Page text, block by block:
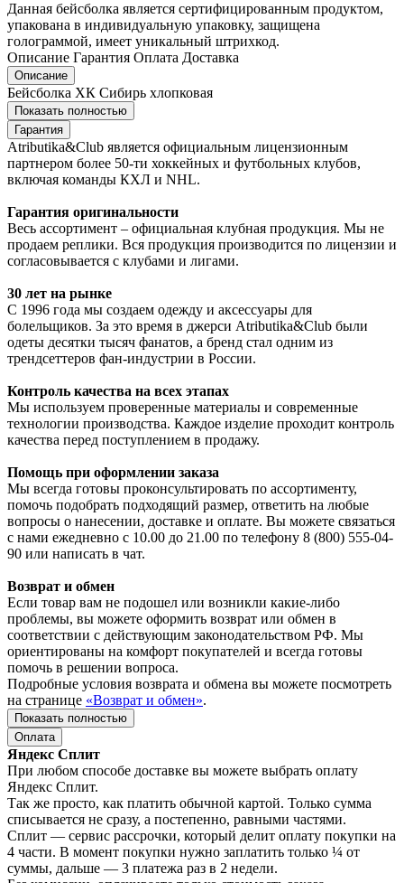
Данная бейсболка является сертифицированным продуктом,
упакована в индивидуальную упаковку, защищена
голограммой, имеет уникальный штрихкод.
Описание Гарантия Оплата Доставка
Описание
Бейсболка ХК Сибирь хлопковая
Показать полностью
Гарантия
Atributika&Club является официальным лицензионным
партнером более 50-ти хоккейных и футбольных клубов,
включая команды КХЛ и NHL.
Гарантия оригинальности
Весь ассортимент – официальная клубная продукция. Мы не
продаем реплики. Вся продукция производится по лицензии и
согласовывается с клубами и лигами.
30 лет на рынке
С 1996 года мы создаем одежду и аксессуары для
болельщиков. За это время в джерси Atributika&Club были
одеты десятки тысяч фанатов, а бренд стал одним из
трендсеттеров фан-индустрии в России.
Контроль качества на всех этапах
Мы используем проверенные материалы и современные
технологии производства. Каждое изделие проходит контроль
качества перед поступлением в продажу.
Помощь при оформлении заказа
Мы всегда готовы проконсультировать по ассортименту,
помочь подобрать подходящий размер, ответить на любые
вопросы о нанесении, доставке и оплате. Вы можете связаться
с нами ежедневно с 10.00 до 21.00 по телефону 8 (800) 555-04-
90 или написать в чат.
Возврат и обмен
Если товар вам не подошел или возникли какие-либо
проблемы, вы можете оформить возврат или обмен в
соответствии с действующим законодательством РФ. Мы
ориентированы на комфорт покупателей и всегда готовы
помочь в решении вопроса.
Подробные условия возврата и обмена вы можете посмотреть
на странице «Возврат и обмен».
Показать полностью
Оплата
Яндекс Сплит
При любом способе доставке вы можете выбрать оплату
Яндекс Сплит.
Так же просто, как платить обычной картой. Только сумма
списывается не сразу, а постепенно, равными частями.
Сплит — сервис рассрочки, который делит оплату покупки на
4 части. В момент покупки нужно заплатить только ¼ от
суммы, дальше — 3 платежа раз в 2 недели.